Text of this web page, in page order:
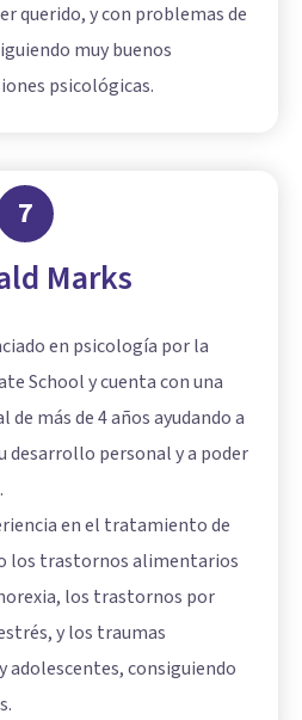
querido, y con problemas de
muy buenos
psicológicas.
7
Marks
en psicología por la
School y cuenta con una
más de 4 años ayudando a
desarrollo personal y a poder
en el tratamiento de
los trastornos alimentarios
los trastornos por
y los traumas
adolescentes, consiguiendo